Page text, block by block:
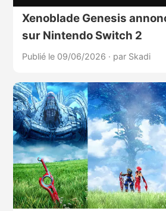
Xenoblade Genesis
sur Nintendo Switch 2
Publié le 09/06/2026 · par Skadi